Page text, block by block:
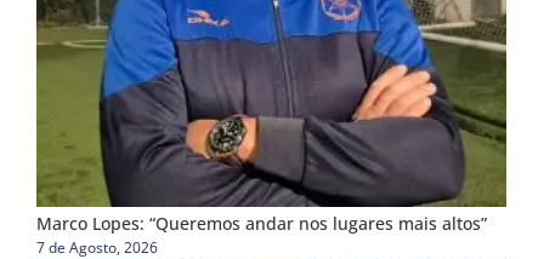
Marco Lopes: “Queremos andar nos lugares mais altos”
7 de Agosto, 2026